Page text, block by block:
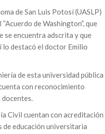
de San Luis Potosí (UASLP)
de Washington”, que
se encuentra adscrita y que
lo destacó el doctor Emilio
de esta universidad pública
con reconocimiento
docentes.
Civil cuentan con acreditación
de educación universitaria